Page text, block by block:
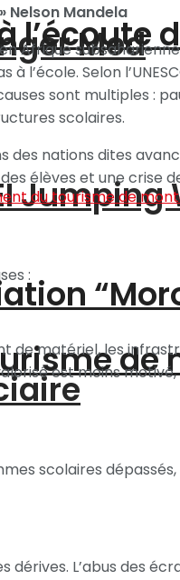
Med
Jumping
l’écoute
de
Nelson Mandela
Afrique
Selon
sont multiples :
scolaires.
des nations dites
élèves et une crise
:
de matériel, les
est moins
scolaires
L’abus des